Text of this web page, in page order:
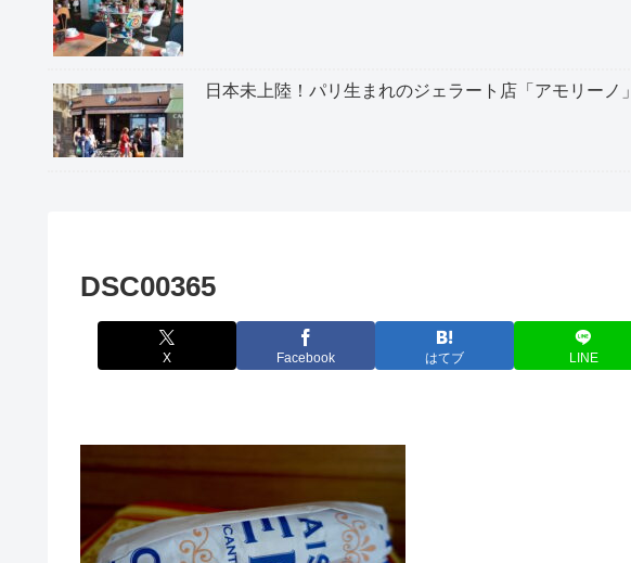
日本未上陸！パリ生まれのジェラート店「アモリーノ」
DSC00365
X Facebook はてブ LINE